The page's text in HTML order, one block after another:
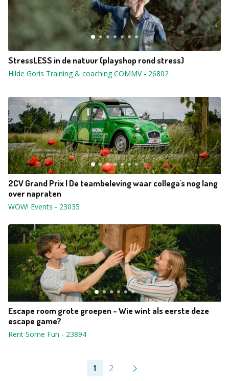
StressLESS in de natuur (playshop rond stress)
Hilde Goris Training & coaching COMMV- 26802
2CV Grand Prix | De teambeleving waar collega's nog lang
over napraten
WOW! Events - 23035
Escape room grote groepen - Wie wint als eerste deze
escape game?
Rent Some Fun - 23894
1 2